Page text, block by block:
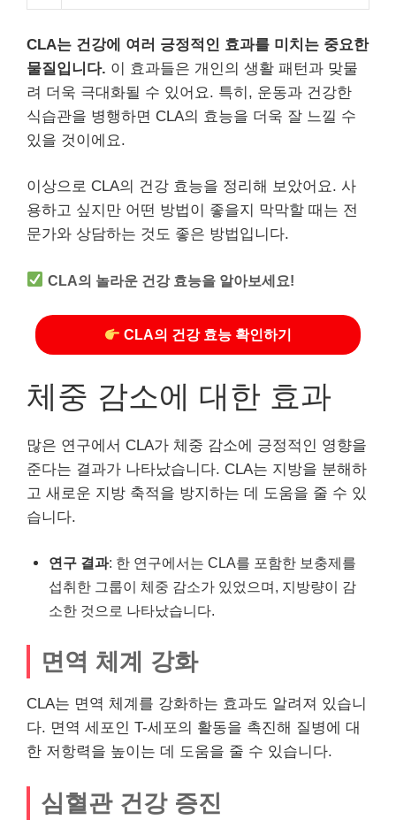
CLA는 건강에 여러 긍정적인 효과를 미치는 중요한
물질입니다. 이 효과들은 개인의 생활 패턴과 맞물
려 더욱 극대화될 수 있어요. 특히, 운동과 건강한
식습관을 병행하면 CLA의 효능을 더욱 잘 느낄 수
있을 것이에요.
이상으로 CLA의 건강 효능을 정리해 보았어요. 사
용하고 싶지만 어떤 방법이 좋을지 막막할 때는 전
문가와 상담하는 것도 좋은 방법입니다.
CLA의 놀라운 건강 효능을 알아보세요!
CLA의 건강 효능 확인하기
체중 감소에 대한 효과
많은 연구에서 CLA가 체중 감소에 긍정적인 영향을
준다는 결과가 나타났습니다. CLA는 지방을 분해하
고 새로운 지방 축적을 방지하는 데 도움을 줄 수 있
습니다.
연구 결과: 한 연구에서는 CLA를 포함한 보충제를
섭취한 그룹이 체중 감소가 있었으며, 지방량이 감
소한 것으로 나타났습니다.
면역 체계 강화
CLA는 면역 체계를 강화하는 효과도 알려져 있습니
다. 면역 세포인 T-세포의 활동을 촉진해 질병에 대
한 저항력을 높이는 데 도움을 줄 수 있습니다.
심혈관 건강 증진